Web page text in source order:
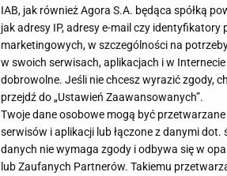
IAB, jak również Agora S.A. będąca spółką
jak adresy IP, adresy e-mail czy
marketingowych, w szczególności na
w swoich serwisach, aplikacjach i w
dobrowolne. Jeśli nie chcesz wyrazić zgody,
przejdź do „Ustawień Zaawansowanych”.
Twoje dane osobowe mogą być
serwisów i aplikacji lub łączone z danymi
danych nie wymaga zgody i odbywa się w
lub Zaufanych Partnerów. Takiemu